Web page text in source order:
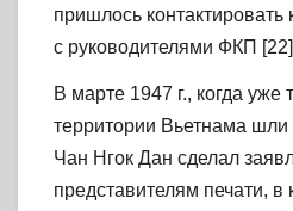
пришлось контактировать
с руководителями ФКП
В марте 1947 г., когда уже
территории Вьетнама
Чан Нгок Дан сделал
представителям печати, в